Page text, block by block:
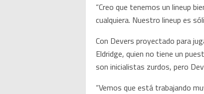
“Creo que tenemos un lineup
cualquiera. Nuestro lineup es
Con Devers proyectado para
Eldridge, quien no tiene un
son inicialistas zurdos, pero
“Vemos que está trabajando